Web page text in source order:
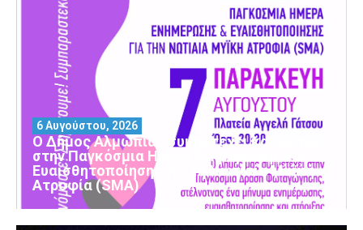
Ο Δήμος Αλμωπίας συμμετέχει και φέτος
στην Παγκόσμια Ημέρα Ενημέρωσης και
Ευαισθητοποίησης για τη Νωτιαία Μυϊκή
Ατροφία (SMA)
6 Αυγούστου, 2026